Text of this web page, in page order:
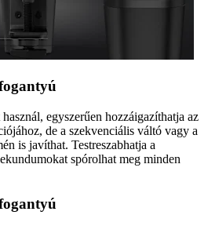
egyszerűen hozzáigazíthatja az
de a szekvenciális váltó vagy a
is javíthat. Testreszabhatja a
spórolhat meg minden